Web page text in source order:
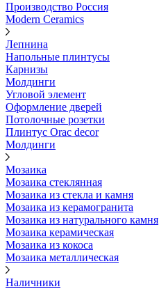
Производство Россия
Modern Ceramics
Лепнина
Напольные плинтусы
Карнизы
Молдинги
Угловой элемент
Оформление дверей
Потолочные розетки
Плинтус Orac decor
Молдинги
Мозаика
Мозаика стеклянная
Мозаика из стекла и камня
Мозаика из керамогранита
Мозаика из натурального камня
Мозаика керамическая
Мозаика из кокоса
Мозаика металлическая
Наличники